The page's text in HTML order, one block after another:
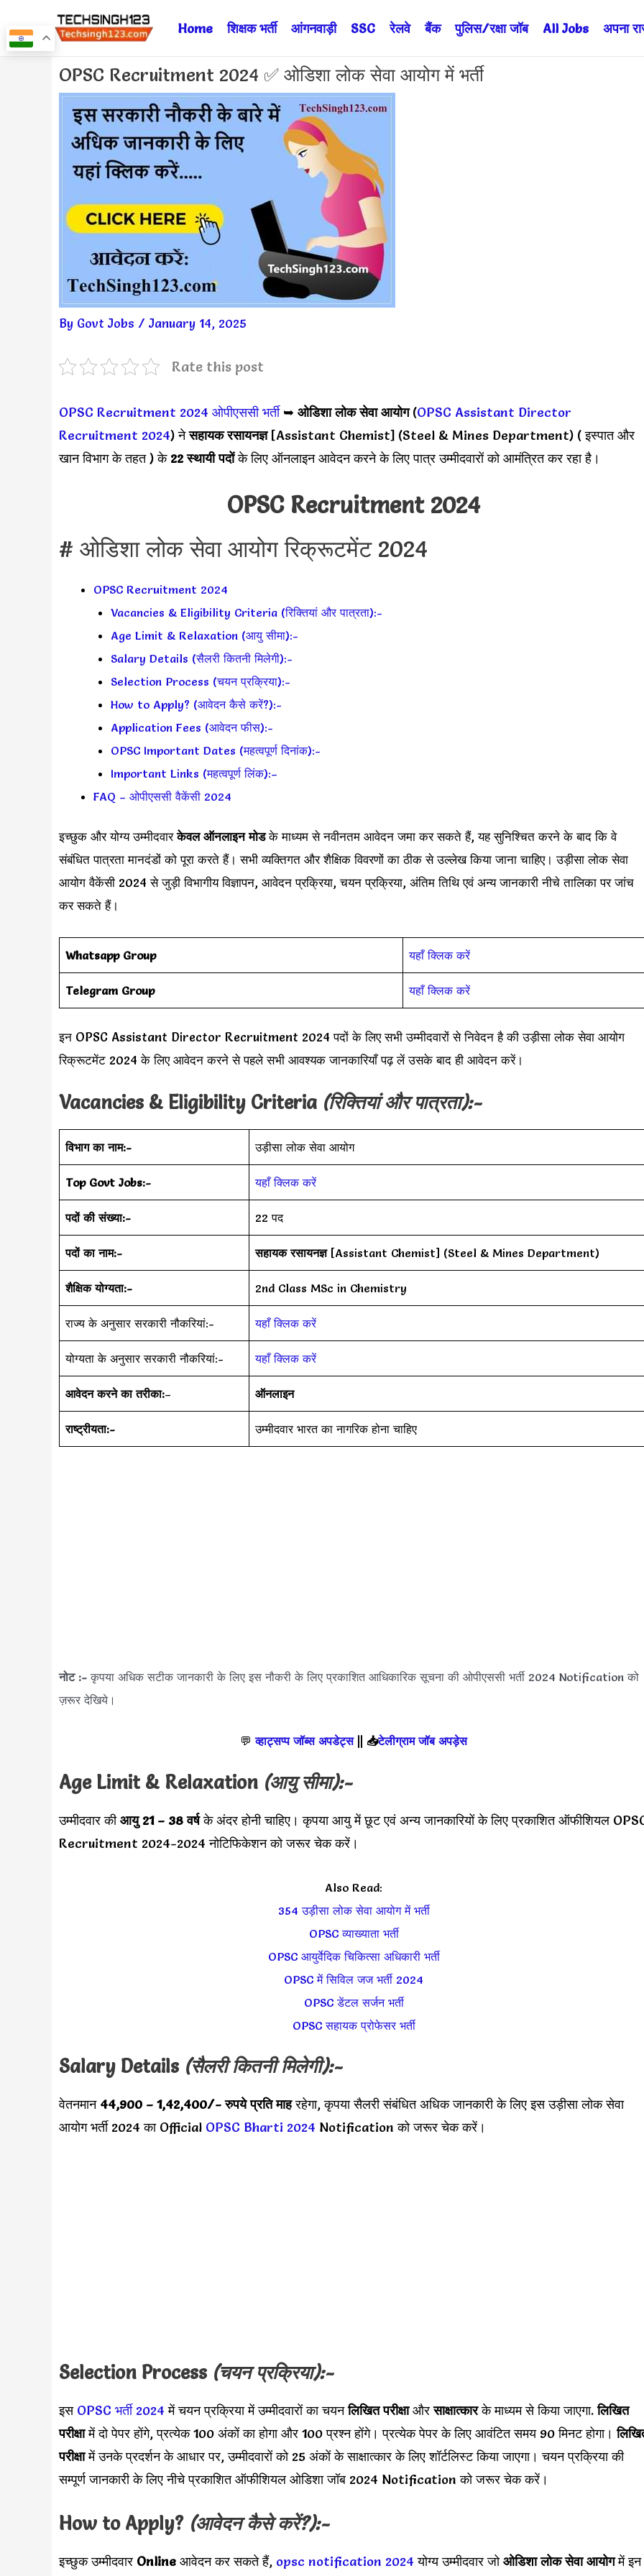
to
Home शिक्षक भर्ती आंगनवाड़ी SSC रेलवे बैंक पुलिस/रक्षा जॉब All Jobs अपना
OPSC Recruitment 2024 ✅ ओडिशा लोक सेवा आयोग में भर्ती
By Govt Jobs / January 14, 2025
Rate this post
OPSC Recruitment 2024 ओपीएससी भर्ती ➥ ओडिशा लोक सेवा आयोग(OPSC Assistant Director
Recruitment 2024) नेसहायक रसायनज्ञ[Assistant Chemist] (Steel & Mines Department) ( इस्पात और
खान विभाग के तहत ) के22 स्थायी पदोंके लिए ऑनलाइन आवेदन करने के लिए पात्र उम्मीदवारों को आमंत्रित कर रहा है।
OPSC Recruitment 2024
# ओडिशा लोक सेवा आयोग रिक्रूटमेंट 2024
OPSC Recruitment 2024
Vacancies & Eligibility Criteria (रिक्तियां और पात्रता):-
Age Limit & Relaxation (आयु सीमा):-
Salary Details (सैलरी कितनी मिलेगी):-
Selection Process (चयन प्रक्रिया):-
How to Apply? (आवेदन कैसे करें?):-
Application Fees (आवेदन फीस):-
OPSC Important Dates (महत्वपूर्ण दिनांक):-
Important Links (महत्वपूर्ण लिंक):–
FAQ – ओपीएससी वैकेंसी 2024
इच्छुक और योग्य उम्मीदवारकेवल ऑनलाइन मोडके माध्यम से नवीनतम आवेदन जमा कर सकते हैं, यह सुनिश्चित करने के बाद कि वे
संबंधित पात्रता मानदंडों को पूरा करते हैं। सभी व्यक्तिगत और शैक्षिक विवरणों का ठीक से उल्लेख किया जाना चाहिए। उड़ीसा लोक सेवा
आयोग वैकेंसी 2024 से जुड़ी विभागीय विज्ञापन, आवेदन प्रक्रिया, चयन प्रक्रिया, अंतिम तिथि एवं अन्य जानकारी नीचे तालिका पर जांच
कर सकते हैं।
Whatsapp Group यहाँ क्लिक करें
Telegram Group यहाँ क्लिक करें
इन OPSC Assistant Director Recruitment 2024 पदों के लिए सभी उम्मीदवारों से निवेदन है की उड़ीसा लोक सेवा आयोग
रिक्रूटमेंट 2024 के लिए आवेदन करने से पहले सभी आवश्यक जानकारियाँ पढ़ लें उसके बाद ही आवेदन करें।
Vacancies & Eligibility Criteria (रिक्तियां और पात्रता):-
विभाग का नाम:- उड़ीसा लोक सेवा आयोग
Top Govt Jobs:- यहाँ क्लिक करें
पदों की संख्या:- 22 पद
पदों का नाम:- सहायक रसायनज्ञ[Assistant Chemist] (Steel & Mines Department)
शैक्षिक योग्यता:- 2nd Class MSc in Chemistry
राज्य के अनुसार सरकारी नौकरियां:- यहाँ क्लिक करें
योग्यता के अनुसार सरकारी नौकरियां:- यहाँ क्लिक करें
आवेदन करने का तरीका:– ऑनलाइन
राष्ट्रीयता:- उम्मीदवार भारत का नागरिक होना चाहिए
नोट :- कृपया अधिक सटीक जानकारी के लिए इस नौकरी के लिए प्रकाशित आधिकारिक सूचना की ओपीएससी भर्ती 2024 Notification को
ज़रूर देखिये।
💬 व्हाट्सप्प जॉब्स अपडेट्स|| 📥टेलीग्राम जॉब अपड़ेस
Age Limit & Relaxation (आयु सीमा):-
उम्मीदवार कीआयु 21 – 38 वर्षके अंदर होनी चाहिए। कृपया आयु में छूट एवं अन्य जानकारियों के लिए प्रकाशित ऑफीशियल
Recruitment 2024-2024 नोटिफिकेशन को जरूर चेक करें।
Also Read:
354 उड़ीसा लोक सेवा आयोग में भर्ती
OPSC व्याख्याता भर्ती
OPSC आयुर्वेदिक चिकित्सा अधिकारी भर्ती
OPSC में सिविल जज भर्ती 2024
OPSC डेंटल सर्जन भर्ती
OPSC सहायक प्रोफेसर भर्ती
Salary Details (सैलरी कितनी मिलेगी):-
वेतनमान 44,900 – 1,42,400/- रुपये प्रति माहरहेगा, कृपया सैलरी संबंधित अधिक जानकारी के लिए इसउड़ीसा लोक सेवा
आयोग भर्ती 2024 का Official OPSC Bharti 2024 Notification को जरूर चेक करें।
Selection Process (चयन प्रक्रिया):-
इस OPSC भर्ती 2024 में चयन प्रक्रिया में उम्मीदवारों का चयनलिखित परीक्षाऔरसाक्षात्कारके माध्यम से किया जाएगा.लिखित
परीक्षामें दो पेपर होंगे, प्रत्येक 100 अंकों का होगा और 100 प्रश्न होंगे। प्रत्येक पेपर के लिए आवंटित समय 90 मिनट होगा।
परीक्षामें उनके प्रदर्शन के आधार पर, उम्मीदवारों को 25 अंकों के साक्षात्कार के लिए शॉर्टलिस्ट किया जाएगा। चयन प्रक्रिया की
सम्पूर्ण जानकारी के लिए नीचे प्रकाशित ऑफीशियल ओडिशा जॉब 2024 Notification को जरूर चेक करें।
How to Apply? (आवेदन कैसे करें?):-
इच्छुक उम्मीदवार Online आवेदन कर सकते हैं, opsc notification 2024 योग्य उम्मीदवार जोओडिशा लोक सेवा आयोगमें इन
Post
navigation